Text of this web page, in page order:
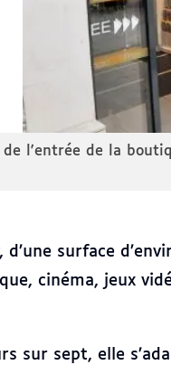
de l'entrée de la
d’une surface
cinéma, jeux
sur sept, elle